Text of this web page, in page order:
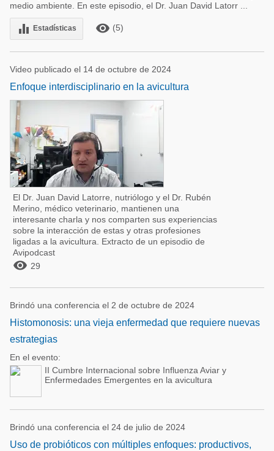
medio ambiente. En este episodio, el Dr. Juan David Latorr ...
equalizer Estadísticas remove_red_eye (5)
Video publicado el 14 de octubre de 2024
Enfoque interdisciplinario en la avicultura
El Dr. Juan David Latorre, nutriólogo y el Dr. Rubén
Merino, médico veterinario, mantienen una
interesante charla y nos comparten sus experiencias
sobre la interacción de estas y otras profesiones
ligadas a la avicultura. Extracto de un episodio de
Avipodcast
 29
Brindó una conferencia el 2 de octubre de 2024
Histomonosis: una vieja enfermedad que requiere nuevas
estrategias
En el evento:
II Cumbre Internacional sobre Influenza Aviar y
Enfermedades Emergentes en la avicultura
Brindó una conferencia el 24 de julio de 2024
Uso de probióticos con múltiples enfoques: productivos,